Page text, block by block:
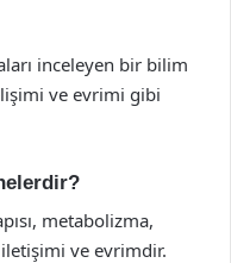
inceleyen bir bilim
ve evrimi gibi
metabolizma,
ve evrimdir.